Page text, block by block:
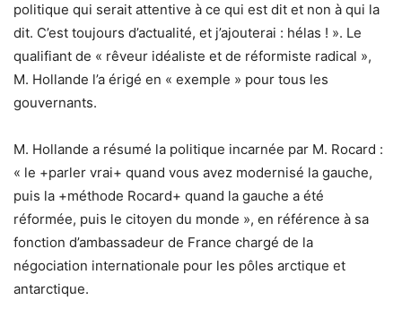
politique qui serait attentive à ce qui est dit et non à qui la
dit. C’est toujours d’actualité, et j’ajouterai : hélas ! ». Le
qualifiant de « rêveur idéaliste et de réformiste radical »,
M. Hollande l’a érigé en « exemple » pour tous les
gouvernants.
M. Hollande a résumé la politique incarnée par M. Rocard :
« le +parler vrai+ quand vous avez modernisé la gauche,
puis la +méthode Rocard+ quand la gauche a été
réformée, puis le citoyen du monde », en référence à sa
fonction d’ambassadeur de France chargé de la
négociation internationale pour les pôles arctique et
antarctique.